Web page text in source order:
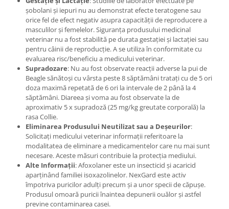
șobolani și iepuri nu au demonstrat efecte teratogene sau
orice fel de efect negativ asupra capacității de reproducere a
masculilor și femelelor. Siguranța produsului medicinal
veterinar nu a fost stabilită pe durata gestației și lactației sau
pentru câinii de reproducție. A se utiliza în conformitate cu
evaluarea risc/beneficiu a medicului veterinar.
Supradozare: Nu au fost observate reacții adverse la pui de
Beagle sănătoși cu vârsta peste 8 săptămâni tratați cu de 5 ori
doza maximă repetată de 6 ori la intervale de 2 până la 4
săptămâni. Diareea și voma au fost observate la de
aproximativ 5 x supradoză (25 mg/kg greutate corporală) la
rasa Collie.
Eliminarea Produsului Neutilizat sau a Deșeurilor:
Solicitați medicului veterinar informații referitoare la
modalitatea de eliminare a medicamentelor care nu mai sunt
necesare. Aceste măsuri contribuie la protecția mediului.
Alte Informații: Afoxolaner este un insecticid și acaricid
aparținând familiei isoxazolinelor. NexGard este activ
împotriva puricilor adulți precum și a unor specii de căpușe.
Produsul omoară puricii înaintea depunerii ouălor și astfel
previne contaminarea casei.